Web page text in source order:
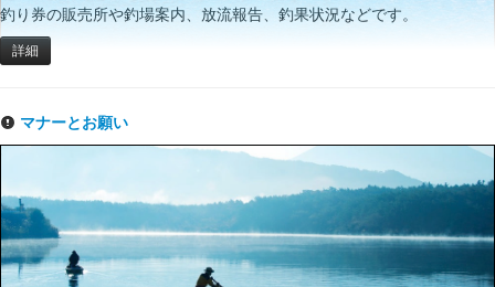
釣り券の販売所や釣場案内、放流報告、釣果状況などです。
詳細
マナーとお願い